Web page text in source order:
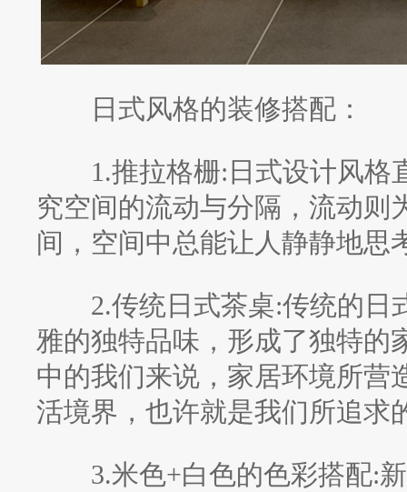
日式风格的装修搭配：
1.推拉格栅:日式设计风格
究空间的流动与分隔，流动则
间，空间中总能让人静静地思
2.传统日式茶桌:传统的日
雅的独特品味，形成了独特的
中的我们来说，家居环境所营
活境界，也许就是我们所追求
3.米色+白色的色彩搭配:新